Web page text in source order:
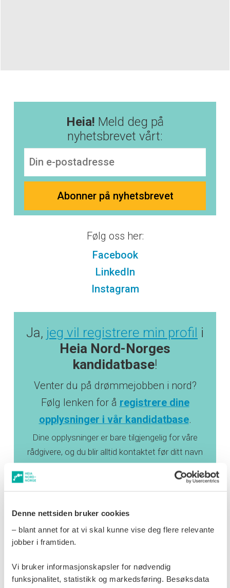
Denne nettsiden bruker cookies
– blant annet for at vi skal kunne vise deg flere relevante
jobber i framtiden.
Vi bruker informasjonskapsler for nødvendig
funksjonalitet, statistikk og markedsføring. Besøksdata
Heia! Meld deg på
nyhetsbrevet vårt:
Følg oss her:
Facebook
LinkedIn
Instagram
Ja, jeg vil registrere min profil i
Heia Nord-Norges
kandidatbase!
Venter du på drømmejobben i nord?
Følg lenken for å registrere dine
opplysninger i vår kandidatbase.
Dine opplysninger er bare tilgjengelig for våre
rådgivere, og du blir alltid kontaktet før ditt navn
blir vurdert til en rekruttering.
Mer å lese påHeia Nord-Norge: